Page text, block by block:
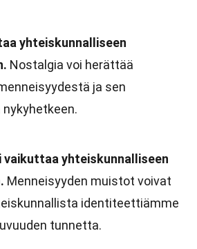
yhteiskunnalliseen
Nostalgia voi herättää
ja sen
vaikuttaa yhteiskunnalliseen
Menneisyyden muistot voivat
identiteettiämme
tunnetta.